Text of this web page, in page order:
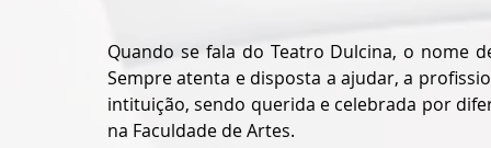
Quando se fala do Teatro Dulcina, o nome
Sempre atenta e disposta a ajudar, a
intituição, sendo querida e celebrada por
na Faculdade de Artes.